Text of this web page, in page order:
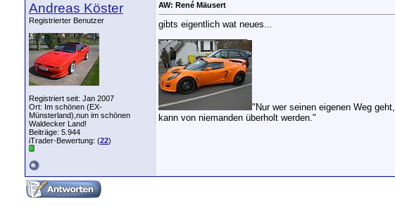
Andreas Köster
Registrierter Benutzer
Registriert seit: Jan 2007
Ort: Im schönen (EX-
Münsterland),nun im schönen
Waldecker Land!
Beiträge: 5.944
iTrader-Bewertung: (22)
AW: René Mäusert
gibts eigentlich wat neues...
"Nur wer seinen eigenen Weg geht,
kann von niemanden überholt werden."